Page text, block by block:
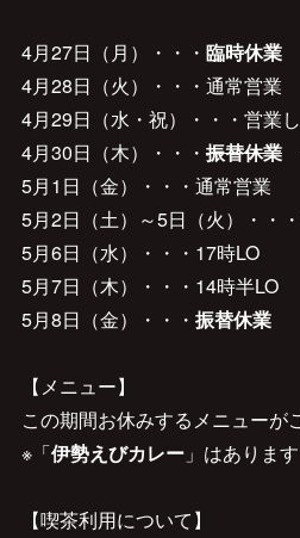
4月27日（月）・・・ 臨時休業
4月28日（火）・・・通常営業
4月29日（水・祝）・・・営業
4月30日（木）・・・ 振替休業
5月1日（金）・・・通常営業
5月2日（土）～5日（火）・・
5月6日（水）・・・17時LO
5月7日（木）・・・14時半LO
5月8日（金）・・・ 振替休業
【メニュー】
この期間お休みするメニューが
※「伊勢えびカレー」はあります
【喫茶利用について】